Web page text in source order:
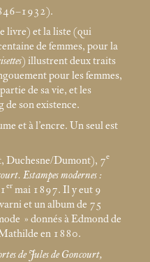
livre) et la liste (qui
de femmes, pour la
) illustrent deux traits
pour les femmes,
de sa vie, et les
de son existence.
et à l’encre. Un seul est
Duchesne/Dumont), 7e
Estampes modernes :
er mai 1897. Il y eut 9
et un album de 75
» donnés à Edmond de
en 1880.
de Jules de Goncourt,